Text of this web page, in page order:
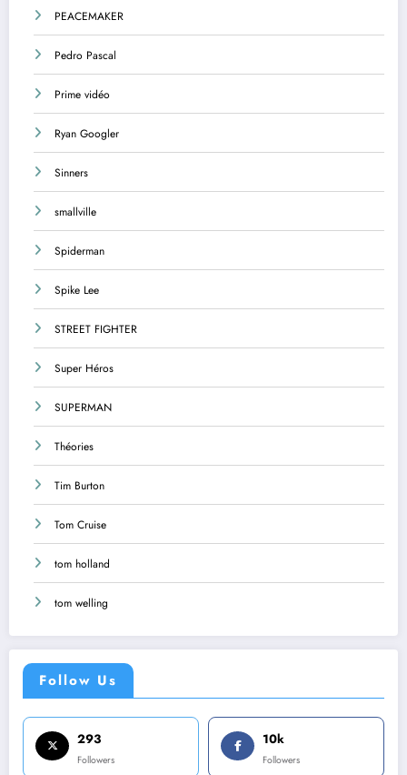
PEACEMAKER
Pedro Pascal
Prime vidéo
Ryan Googler
Sinners
smallville
Spiderman
Spike Lee
STREET FIGHTER
Super Héros
SUPERMAN
Théories
Tim Burton
Tom Cruise
tom holland
tom welling
Follow Us
293
Followers
10k
Followers